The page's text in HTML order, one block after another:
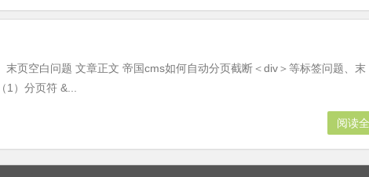
页空白问题 文章正文 帝国cms如何自动分页截断＜div＞等标签问题、末
）分页符 &...
阅读